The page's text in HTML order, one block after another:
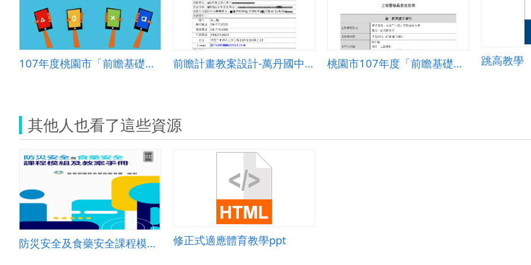
107年度桃園市「前瞻基礎建設-國民中小學校園數位建設計畫」 之智慧學習教室 前瞻計畫教案設計-萬丹國中「資訊科技」 桃園市107年度「前瞻基礎建設-國民中小學校園數位建設計畫」 之智慧學習教室-一年級數學教案 跳高教學
其他人也看了這些資源
防災安全及食藥安全課程模組及教案手冊【國小篇】 修正式適應體育教學ppt